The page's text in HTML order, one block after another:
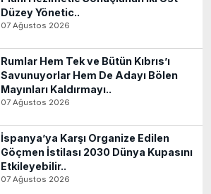
Düzey Yönetic..
07 Ağustos 2026
Rumlar Hem Tek ve Bütün Kıbrıs’ı
Savunuyorlar Hem De Adayı Bölen
Mayınları Kaldırmayı..
07 Ağustos 2026
İspanya’ya Karşı Organize Edilen
Göçmen İstilası 2030 Dünya Kupasını
Etkileyebilir..
07 Ağustos 2026